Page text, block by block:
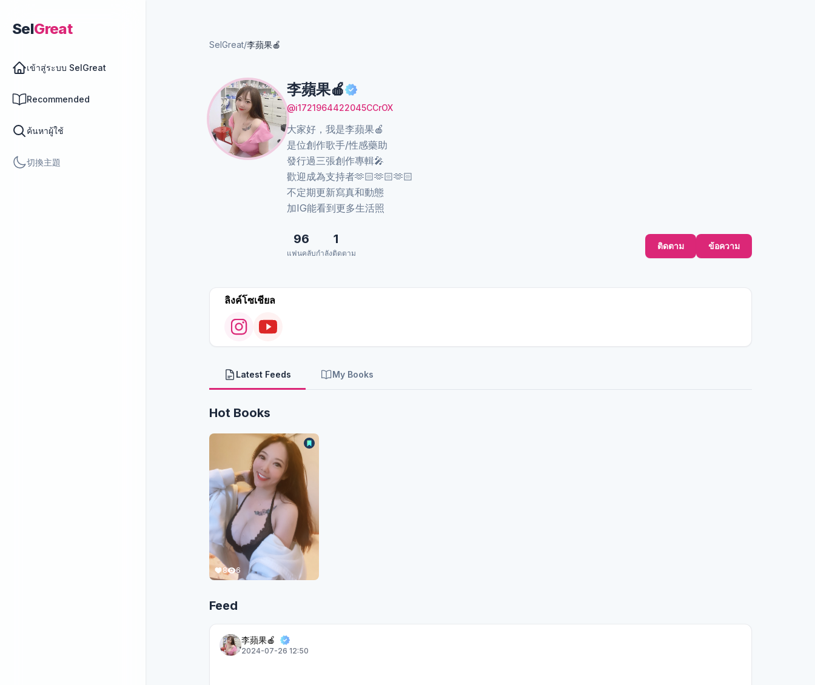
SelGreat
เข้าสู่ระบบ SelGreat
Recommended
ค้นหาผู้ใช้
切換主題
SelGreat/李蘋果🍎
李蘋果🍎
@i1721964422045CCrOX
大家好，我是李蘋果🍎
是位創作歌手/性感藥助
發行過三張創作專輯🎤
歡迎成為支持者🫶🏻🫶🏻🫶🏻
不定期更新寫真和動態
加IG能看到更多生活照
96
แฟนคลับ
1
กำลังติดตาม
ติดตาม ข้อความ
ลิงค์โซเชียล
Latest Feeds My Books
Hot Books
8 6
Feed
李蘋果🍎
2024-07-26 12:50